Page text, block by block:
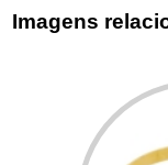
Imagens